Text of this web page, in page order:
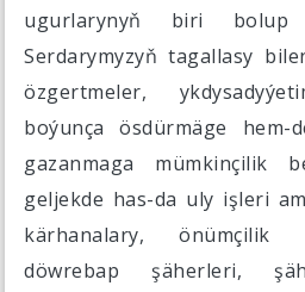
ugurlarynyň biri bolup
Serdarymyzyň tagallasy
özgertmeler,
boýunça ösdürmäge
gazanmaga mümkinçilik
geljekde has-da uly işleri
kärhanalary, önümçilik
döwrebap şäherleri,